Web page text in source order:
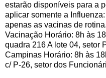
estarão disponíveis para a
aplicar somente a
apenas as vacinas de
Vacinação Horário: 8h às
quadra 216 A lote 04, setor
Campinas Horário: 8h às
c/ P-26, setor dos